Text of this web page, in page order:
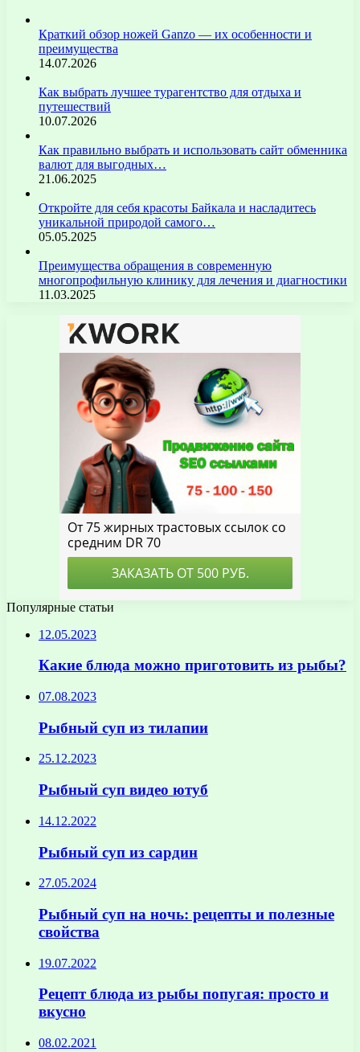
Краткий обзор ножей Ganzo — их особенности и
преимущества
14.07.2026
Как выбрать лучшее турагентство для отдыха и
путешествий
10.07.2026
Как правильно выбрать и использовать сайт обменника
валют для выгодных…
21.06.2025
Откройте для себя красоты Байкала и насладитесь
уникальной природой самого…
05.05.2025
Преимущества обращения в современную
многопрофильную клинику для лечения и диагностики
11.03.2025
Популярные статьи
12.05.2023
Какие блюда можно приготовить из рыбы?
07.08.2023
Рыбный суп из тилапии
25.12.2023
Рыбный суп видео ютуб
14.12.2022
Рыбный суп из сардин
27.05.2024
Рыбный суп на ночь: рецепты и полезные
свойства
19.07.2022
Рецепт блюда из рыбы попугая: просто и
вкусно
08.02.2021